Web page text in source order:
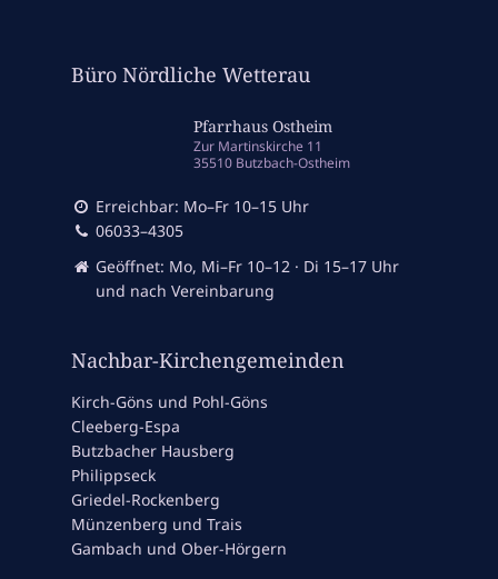
Büro Nördliche Wetterau
Pfarrhaus Ostheim
Zur Martinskirche 11
35510 Butzbach-Ostheim
Erreichbar: Mo–Fr 10–15 Uhr
06033–4305
Geöffnet: Mo, Mi–Fr 10–12 · Di 15–17 Uhr
und nach Vereinbarung
Nachbar-Kirchengemeinden
Kirch-Göns und Pohl-Göns
Cleeberg-Espa
Butzbacher Hausberg
Philippseck
Griedel-Rockenberg
Münzenberg und Trais
Gambach und Ober-Hörgern